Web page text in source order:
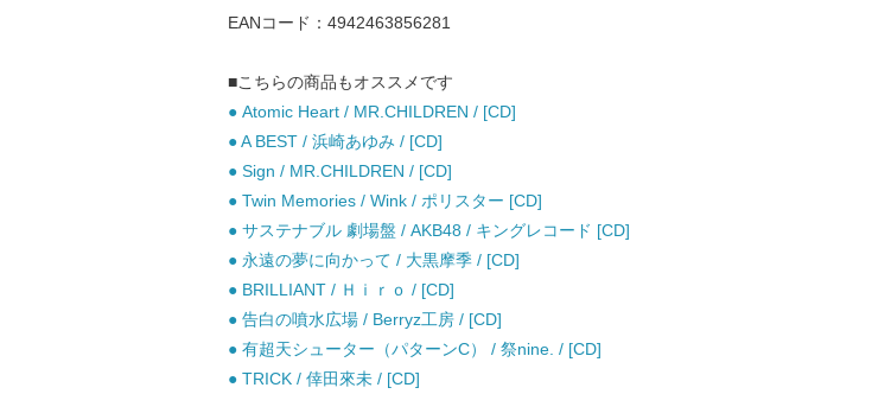
EANコード：4942463856281
■こちらの商品もオススメです
● Atomic Heart / MR.CHILDREN / [CD]
● A BEST / 浜崎あゆみ / [CD]
● Sign / MR.CHILDREN / [CD]
● Twin Memories / Wink / ポリスター [CD]
● サステナブル 劇場盤 / AKB48 / キングレコード [CD]
● 永遠の夢に向かって / 大黒摩季 / [CD]
● BRILLIANT / Ｈｉｒｏ / [CD]
● 告白の噴水広場 / Berryz工房 / [CD]
● 有超天シューター（パターンC） / 祭nine. / [CD]
● TRICK / 倖田來未 / [CD]